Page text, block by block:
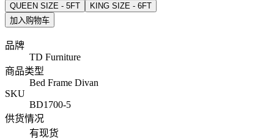
QUEEN SIZE - 5FT
KING SIZE - 6FT
加入购物车
品牌
TD Furniture
商品类型
Bed Frame Divan
SKU
BD1700-5
供货情况
有现货